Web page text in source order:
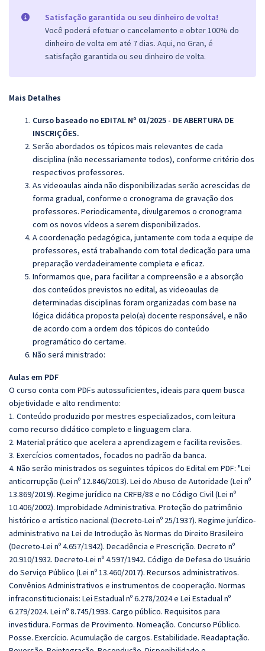
Satisfação garantida ou seu dinheiro de volta!
Você poderá efetuar o cancelamento e obter 100% do
dinheiro de volta em até 7 dias. Aqui, no Gran, é
satisfação garantida ou seu dinheiro de volta.
Mais Detalhes
Curso baseado no EDITAL Nº 01/2025 - DE ABERTURA DE
INSCRIÇÕES.
Serão abordados os tópicos mais relevantes de cada
disciplina (não necessariamente todos), conforme critério dos
respectivos professores.
As videoaulas ainda não disponibilizadas serão acrescidas de
forma gradual, conforme o cronograma de gravação dos
professores. Periodicamente, divulgaremos o cronograma
com os novos vídeos a serem disponibilizados.
A coordenação pedagógica, juntamente com toda a equipe de
professores, está trabalhando com total dedicação para uma
preparação verdadeiramente completa e eficaz.
Informamos que, para facilitar a compreensão e a absorção
dos conteúdos previstos no edital, as videoaulas de
determinadas disciplinas foram organizadas com base na
lógica didática proposta pelo(a) docente responsável, e não
de acordo com a ordem dos tópicos do conteúdo
programático do certame.
Não será ministrado:
Aulas em PDF
O curso conta com PDFs autossuficientes, ideais para quem busca
objetividade e alto rendimento:
1. Conteúdo produzido por mestres especializados, com leitura
como recurso didático completo e linguagem clara.
2. Material prático que acelera a aprendizagem e facilita revisões.
3. Exercícios comentados, focados no padrão da banca.
4. Não serão ministrados os seguintes tópicos do Edital em PDF: "Lei
anticorrupção (Lei nº 12.846/2013). Lei do Abuso de Autoridade (Lei nº
13.869/2019). Regime jurídico na CRFB/88 e no Código Civil (Lei nº
10.406/2002). Improbidade Administrativa. Proteção do patrimônio
histórico e artístico nacional (Decreto-Lei nº 25/1937). Regime jurídico-
administrativo na Lei de Introdução às Normas do Direito Brasileiro
(Decreto-Lei nº 4.657/1942). Decadência e Prescrição. Decreto nº
20.910/1932. Decreto-Lei nº 4.597/1942. Código de Defesa do Usuário
do Serviço Público (Lei nº 13.460/2017). Recursos administrativos.
Convênios Administrativos e instrumentos de cooperação. Normas
infraconstitucionais: Lei Estadual nº 6.278/2024 e Lei Estadual nº
6.279/2024. Lei nº 8.745/1993. Cargo público. Requisitos para
investidura. Formas de Provimento. Nomeação. Concurso Público.
Posse. Exercício. Acumulação de cargos. Estabilidade. Readaptação.